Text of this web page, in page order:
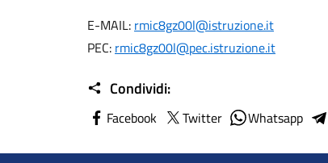
E-MAIL: rmic8gz00l@istruzione.it
PEC: rmic8gz00l@pec.istruzione.it
Condividi:
Facebook Twitter Whatsapp